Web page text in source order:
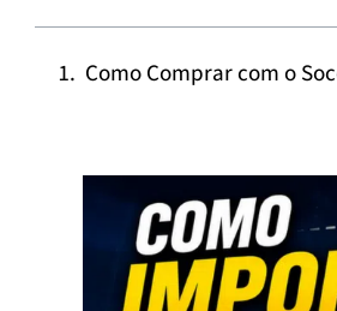
Como Comprar com o